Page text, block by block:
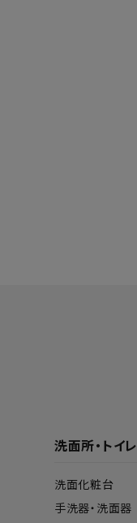
洗面所・トイレ
洗面化粧台
手洗器・洗面器